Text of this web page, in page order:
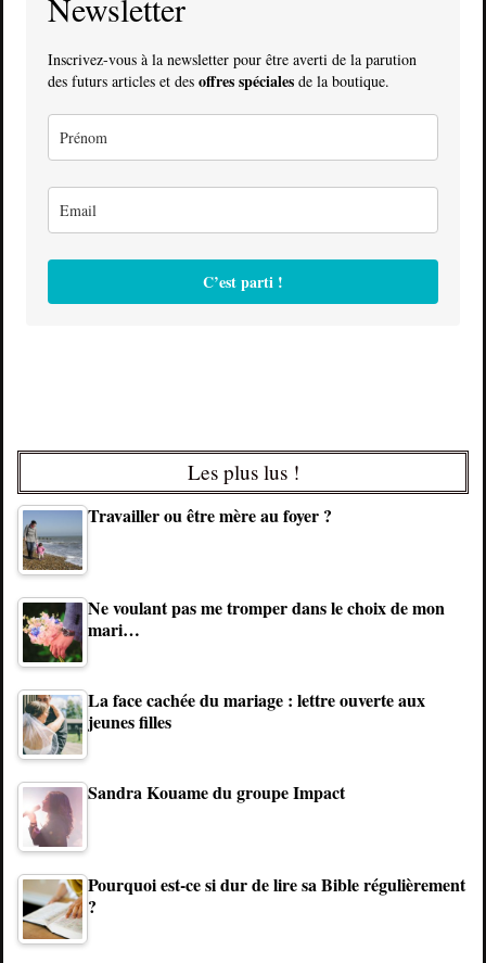
Newsletter
Inscrivez-vous à la newsletter pour être averti de la parution
des futurs articles et des offres spéciales de la boutique.
C’est parti !
Les plus lus !
Travailler ou être mère au foyer ?
Ne voulant pas me tromper dans le choix de mon
mari…
La face cachée du mariage : lettre ouverte aux
jeunes filles
Sandra Kouame du groupe Impact
Pourquoi est-ce si dur de lire sa Bible régulièrement
?